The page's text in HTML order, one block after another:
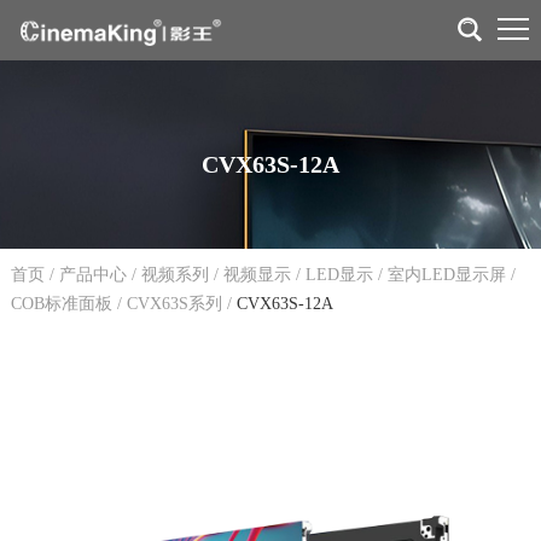
CVX63S-12A
首页 / 产品中心/ 视频系列 / 视频显示/ LED显示/ 室内LED显示屏 /
COB标准面板 / CVX63S系列 / CVX63S-12A